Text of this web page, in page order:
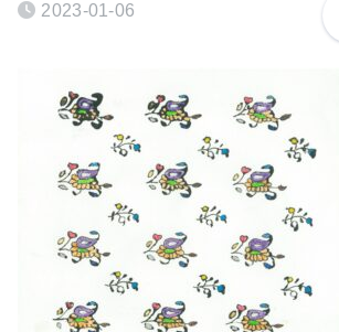
2023-01-06